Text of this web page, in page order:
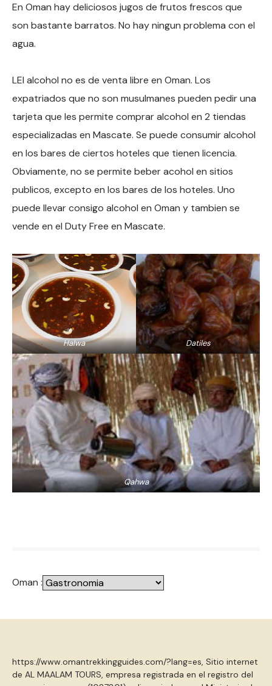
En Oman hay deliciosos jugos de frutos frescos que
son bastante barratos. No hay ningun problema con el
agua.
LEl alcohol no es de venta libre en Oman. Los
expatriados que no son musulmanes pueden pedir una
tarjeta que les permite comprar alcohol en 2 tiendas
especializadas en Mascate. Se puede consumir alcohol
en los bares de ciertos hoteles que tienen licencia.
Obviamente, no se permite beber acohol en sitios
publicos, excepto en los bares de los hoteles. Uno
puede llevar consigo alcohol en Oman y tambien se
vende en el Duty Free en Mascate.
Halwa Datiles
Qahwa
Oman :
https://www.omantrekkingguides.com/?lang=es, Sitio internet
de AL MAALAM TOURS, empresa registrada en el registro del